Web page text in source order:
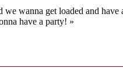
wanna get loaded and have
have a party! »